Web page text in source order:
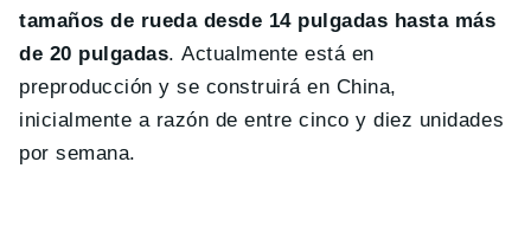
tamaños de rueda desde 14 pulgadas hasta más
de 20 pulgadas. Actualmente está en
preproducción y se construirá en China,
inicialmente a razón de entre cinco y diez unidades
por semana.